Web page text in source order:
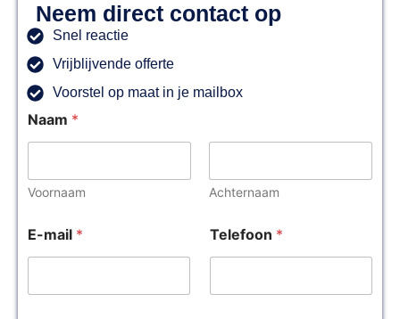
Neem direct contact op
Snel reactie
Vrijblijvende offerte
Voorstel op maat in je mailbox
Naam *
Voornaam Achternaam
E-mail * Telefoon *